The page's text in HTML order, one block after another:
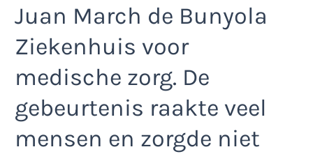
Juan March de Bunyola
Ziekenhuis voor
medische zorg. De
gebeurtenis raakte veel
mensen en zorgde niet